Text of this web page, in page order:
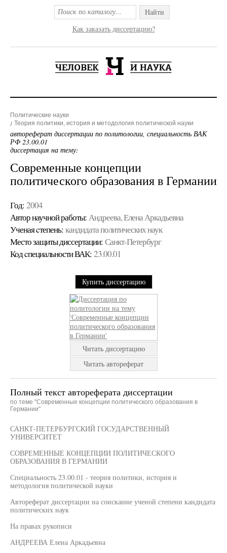
Найти
Как заказать диссертацию?
Политические науки
Теория политики, история и методология политической науки
автореферат диссертации по политологии, специальность ВАК
РФ 23.00.01
диссертация на тему:
Современные концепции
политического образования в Германии
Год: 2004
Автор научной работы: Андреева, Елена Аркадьевна
Ученая cтепень: кандидата политических наук
Место защиты диссертации: Санкт-Петербург
Код cпециальности ВАК: 23.00.01
Купить диссертацию
Читать диссертацию
Читать автореферат
Полный текст автореферата диссертации
по теме "Современные концепции политического образования в
Германии"
САНКТ-ПЕТЕРБУРГСКИЙ ГОСУДАРСТВЕННЫЙ
УНИВЕРСИТЕТ
СОВРЕМЕННЫЕ КОНЦЕПЦИИ ПОЛИТИЧЕСКОГО
ОБРАЗОВАНИЯ В ГЕРМАНИИ
Специальность 23.00.01 - теория политики, история и
методология политической науки
Автореферат диссертации на соискание ученой степени кандидата
политических наук
На правах рукописи
АНДРЕЕВА Елена Аркадьевна